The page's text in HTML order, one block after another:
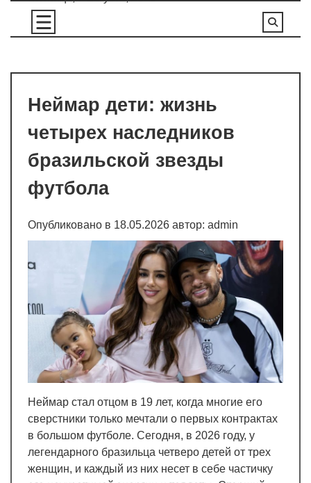
Перейти
содержимому
Неймар дети: жизнь
четырех наследников
бразильской звезды
футбола
Опубликовано в 18.05.2026 автор: admin
Неймар стал отцом в 19 лет, когда многие его
сверстники только мечтали о первых контрактах
в большом футболе. Сегодня, в 2026 году, у
легендарного бразильца четверо детей от трех
женщин, и каждый из них несет в себе частичку